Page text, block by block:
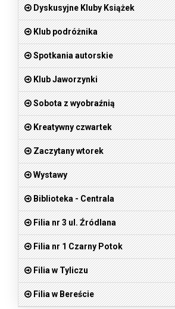
Dyskusyjne Kluby Książek
Klub podróżnika
Spotkania autorskie
Klub Jaworzynki
Sobota z wyobraźnią
Kreatywny czwartek
Zaczytany wtorek
Wystawy
Biblioteka - Centrala
Filia nr 3 ul. Źródlana
Filia nr 1 Czarny Potok
Filia w Tyliczu
Filia w Bereście